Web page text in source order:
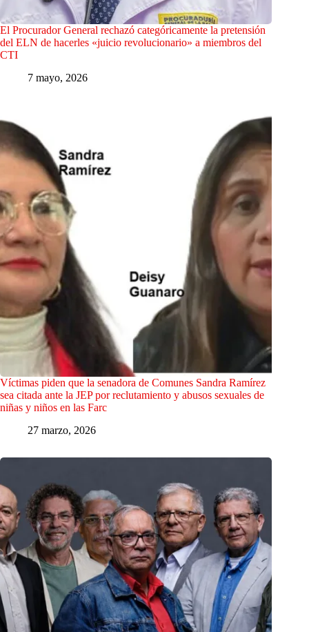
El Procurador General rechazó categóricamente la pretensión
del ELN de hacerles «juicio revolucionario» a miembros del
CTI
7 mayo, 2026
Víctimas piden que la senadora de Comunes Sandra Ramírez
sea citada ante la JEP por reclutamiento y abusos sexuales de
niñas y niños en las Farc
27 marzo, 2026